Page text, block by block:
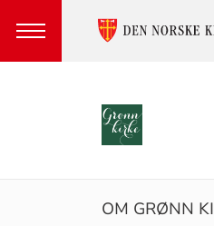
Hovedmeny
OM GRØNN